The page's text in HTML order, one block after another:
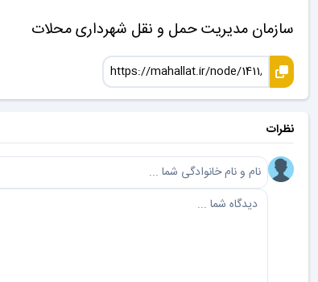
سازمان مدیریت حمل و نقل شهرداری محلات
نظرات